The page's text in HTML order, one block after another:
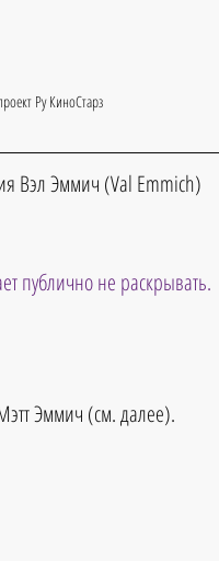
Ру КиноСтарз
Вэл Эммич (Val Emmich)
публично не раскрывать.
Эммич (см. далее).